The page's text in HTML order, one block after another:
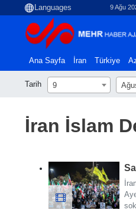
9 Ağu
Ana Sayfa İran Türkiye
Tarih 9
İran İslam